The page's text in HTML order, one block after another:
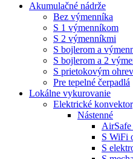
Akumulačné nádrže
Bez výmenníka
S 1 výmenníkom
S 2 výmenníkmi
S bojlerom a
S bojlerom a 2
S prietokovým
Pre tepelné čerpadlá
Lokálne vykurovanie
Elektrické
Nástenné
S WiFi
S